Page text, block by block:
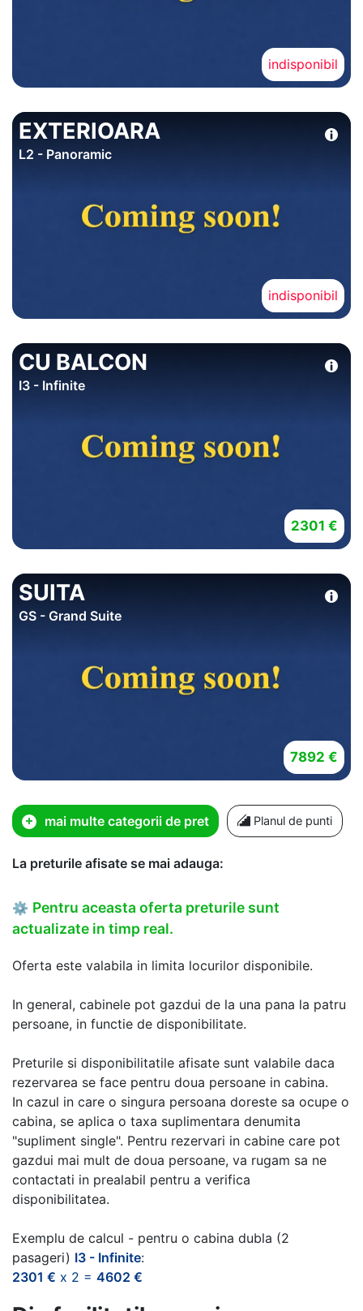
indisponibil
EXTERIOARA
L2 - Panoramic
indisponibil
CU BALCON
I3 - Infinite
2301 €
SUITA
GS - Grand Suite
7892 €
mai multe categorii de pret Planul de punti
La preturile afisate se mai adauga:
⚙ Pentru aceasta oferta preturile sunt
actualizate in timp real.
Oferta este valabila in limita locurilor disponibile.
In general, cabinele pot gazdui de la una pana la patru
persoane, in functie de disponibilitate.
Preturile si disponibilitatile afisate sunt valabile daca
rezervarea se face pentru doua persoane in cabina.
In cazul in care o singura persoana doreste sa ocupe o
cabina, se aplica o taxa suplimentara denumita
"supliment single". Pentru rezervari in cabine care pot
gazdui mai mult de doua persoane, va rugam sa ne
contactati in prealabil pentru a verifica
disponibilitatea.
Exemplu de calcul - pentru o cabina dubla (2
pasageri) I3 - Infinite:
2301 € x 2 = 4602 €